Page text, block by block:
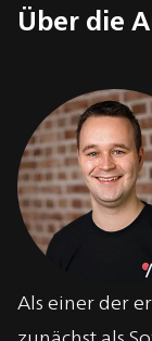
Über die
ÜberDr.
Als einer der